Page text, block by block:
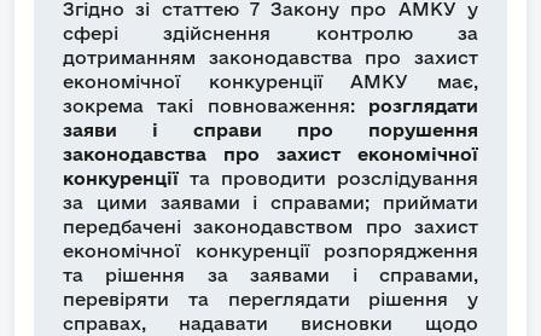
Згідно зі статтею 7 Закону про АМКУ у
сфері здійснення контролю за
дотриманням законодавства про захист
економічної конкуренції АМКУ має,
зокрема такі повноваження: розглядати
заяви і справи про порушення
законодавства про захист економічної
конкуренції та проводити розслідування
за цими заявами і справами; приймати
передбачені законодавством про захист
економічної конкуренції розпорядження
та рішення за заявами і справами,
перевіряти та переглядати рішення у
справах, надавати висновки щодо